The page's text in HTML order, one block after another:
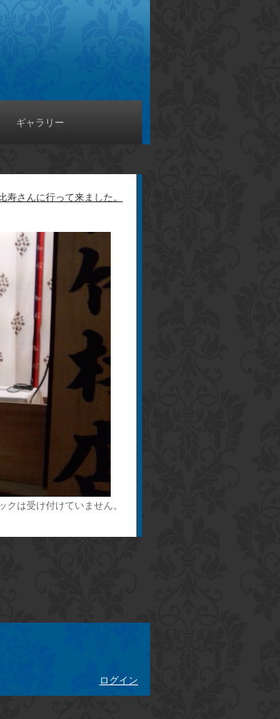
ギャラリー
んに行って来ました。
クは受け付けていません。
ログイン